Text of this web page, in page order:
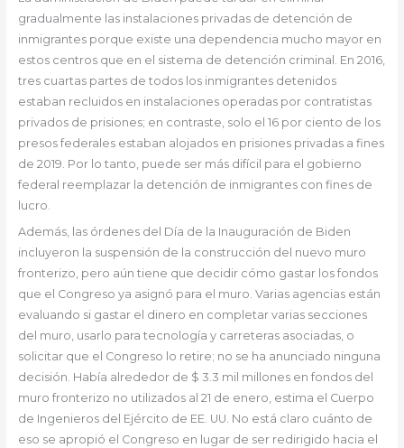
gradualmente las instalaciones privadas de detención de
inmigrantes porque existe una dependencia mucho mayor en
estos centros que en el sistema de detención criminal. En 2016,
tres cuartas partes de todos los inmigrantes detenidos
estaban recluidos en instalaciones operadas por contratistas
privados de prisiones; en contraste, solo el 16 por ciento de los
presos federales estaban alojados en prisiones privadas a fines
de 2019. Por lo tanto, puede ser más difícil para el gobierno
federal reemplazar la detención de inmigrantes con fines de
lucro.
Además, las órdenes del Día de la Inauguración de Biden
incluyeron la suspensión de la construcción del nuevo muro
fronterizo, pero aún tiene que decidir cómo gastar los fondos
que el Congreso ya asignó para el muro. Varias agencias están
evaluando si gastar el dinero en completar varias secciones
del muro, usarlo para tecnología y carreteras asociadas, o
solicitar que el Congreso lo retire; no se ha anunciado ninguna
decisión. Había alrededor de $ 3.3 mil millones en fondos del
muro fronterizo no utilizados al 21 de enero, estima el Cuerpo
de Ingenieros del Ejército de EE. UU. No está claro cuánto de
eso se apropió el Congreso en lugar de ser redirigido hacia el